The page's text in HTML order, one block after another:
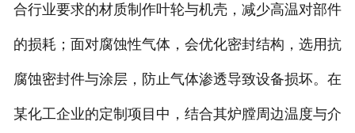
合行业要求的材质制作叶轮与机壳，减少高温对部件
的损耗；面对腐蚀性气体，会优化密封结构，选用抗
腐蚀密封件与涂层，防止气体渗透导致设备损坏。在
某化工企业的定制项目中，结合其炉膛周边温度与介